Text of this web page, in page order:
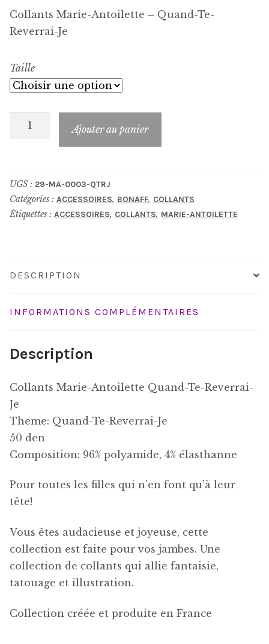
prix
initial
€37.50.
prix
€25.00.
Collants Marie-Antoilette – Quand-Te-
Reverrai-Je
Taille
quantité
QTRJ
Ajouter au panier
UGS : 29-MA-0003-QTRJ
Catégories : ACCESSOIRES, BONAFF, COLLANTS
Étiquettes : ACCESSOIRES, COLLANTS, MARIE-ANTOILETTE
DESCRIPTION
INFORMATIONS COMPLÉMENTAIRES
Description
Collants Marie-Antoilette Quand-Te-Reverrai-
Je
Theme: Quand-Te-Reverrai-Je
50 den
Composition: 96% polyamide, 4% élasthanne
Pour toutes les filles qui n’en font qu’à leur
tête!
Vous êtes audacieuse et joyeuse, cette
collection est faite pour vos jambes. Une
collection de collants qui allie fantaisie,
tatouage et illustration.
Collection créée et produite en France